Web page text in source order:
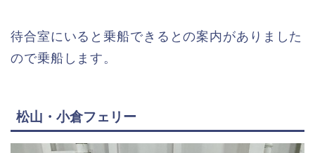
待合室にいると乗船できるとの案内がありました
ので乗船します。
松山・小倉フェリー